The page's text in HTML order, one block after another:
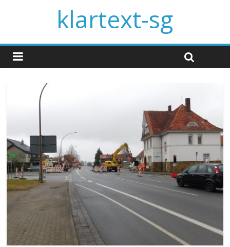
klartext-sg